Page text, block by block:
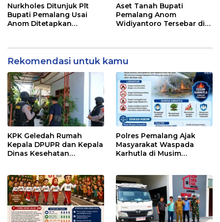
Nurkholes Ditunjuk Plt
Bupati Pemalang Usai
Anom Ditetapkan
Aset Tanah Bupati
Pemalang Anom
Widiyantoro Tersebar di
Rekomendasi untuk kamu
KPK Geledah Rumah
Kepala DPUPR dan Kepala
Dinas Kesehatan
Polres Pemalang Ajak
Masyarakat Waspada
Karhutla di Musim